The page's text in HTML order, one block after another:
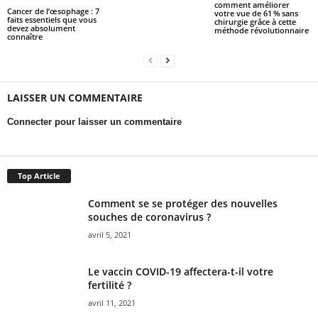
Cancer de l’œsophage : 7
faits essentiels que vous
devez absolument
connaître
comment améliorer
votre vue de 61 % sans
chirurgie grâce à cette
méthode révolutionnaire
LAISSER UN COMMENTAIRE
Connecter pour laisser un commentaire
Top Article
Comment se se protéger des nouvelles
souches de coronavirus ?
avril 5, 2021
Le vaccin COVID-19 affectera-t-il votre
fertilité ?
avril 11, 2021